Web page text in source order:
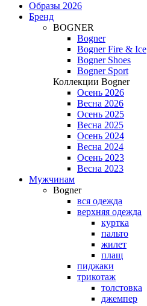
Образы 2026
Бренд
BOGNER
Bogner
Bogner Fire & Ice
Bogner Shoes
Bogner Sport
Коллекции Bogner
Осень 2026
Весна 2026
Осень 2025
Весна 2025
Осень 2024
Весна 2024
Осень 2023
Весна 2023
Мужчинам
Bogner
вся одежда
верхняя одежда
куртка
пальто
жилет
плащ
пиджаки
трикотаж
толстовка
джемпер